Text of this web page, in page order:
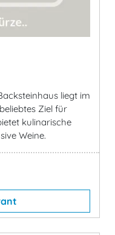
liegt im
Ziel für
kulinarische
Weine.